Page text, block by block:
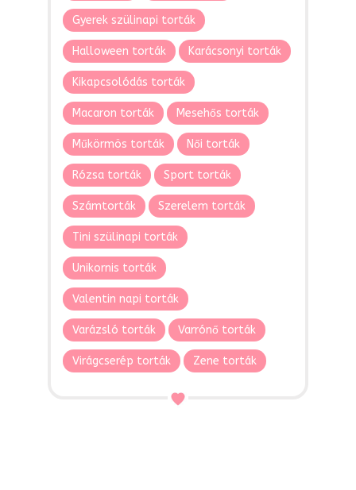
Gyerek szülinapi torták
Halloween torták Karácsonyi torták
Kikapcsolódás torták
Macaron torták Mesehős torták
Műkörmös torták Női torták
Rózsa torták Sport torták
Számtorták Szerelem torták
Tini szülinapi torták
Unikornis torták
Valentin napi torták
Varázsló torták Varrónő torták
Virágcserép torták Zene torták